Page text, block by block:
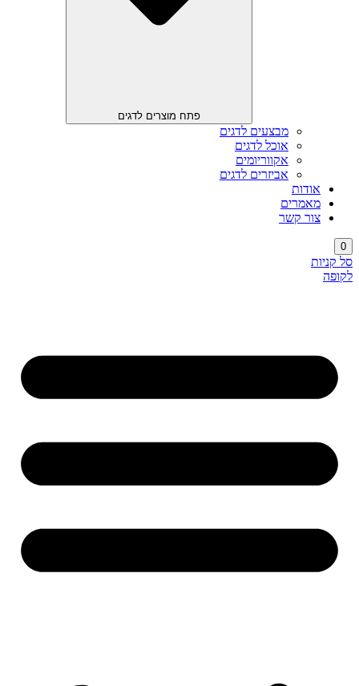
פתח מוצרים לדגים
מבצעים לדגים
אוכל לדגים
אקווריומים
אביזרים לדגים
אודות
מאמרים
צור קשר
0
סל קניות
לקופה